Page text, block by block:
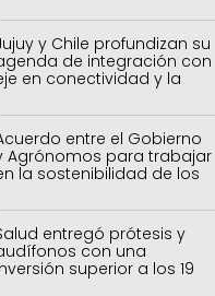
y Chile profundizan su
de integración con
en conectividad y la
mejora del Paso de Jama
entre el Gobierno
Agrónomos para trabajar
la sostenibilidad de los
pecuarios y
entregó prótesis y
con una
superior a los 19
millones de pesos